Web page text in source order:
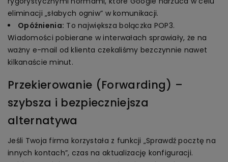
eliminacji „słabych ogniw” w komunikacji.
Opóźnienia: To największa bolączka POP3.
Wiadomości pobierane w interwałach sprawiały, że na
ważny e-mail od klienta czekaliśmy bezczynnie nawet
kilkanaście minut.
Przekierowanie (Forwarding) –
szybsza i bezpieczniejsza
alternatywa
Jeśli Twoja firma korzystała z funkcji „Sprawdź pocztę na
innych kontach”, czas na aktualizację konfiguracji.